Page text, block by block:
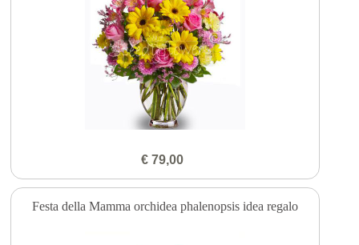
€ 79,00
Festa della Mamma orchidea phalenopsis idea regalo